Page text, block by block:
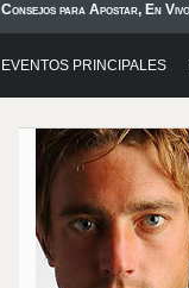
Consejos para Apostar, En
EVENTOS PRINCIPALES